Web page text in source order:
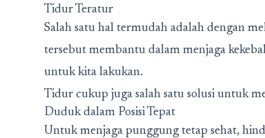
Tidur Teratur
Salah satu hal termudah adalah dengan
tersebut membantu dalam menjaga
untuk kita lakukan.
Tidur cukup juga salah satu solusi untuk
Duduk dalam Posisi Tepat
Untuk menjaga punggung tetap sehat,